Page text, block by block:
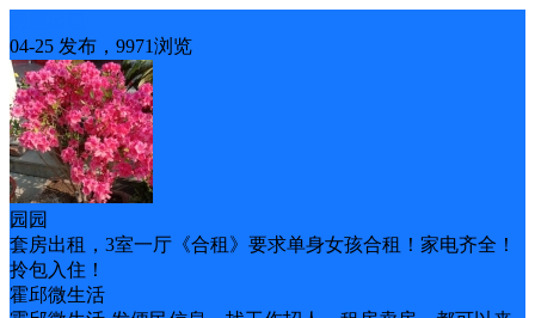
04-25 发布，9971浏览
园园
套房出租，3室一厅《合租》要求单身女孩合租！家电齐全！
拎包入住！
霍邱微生活